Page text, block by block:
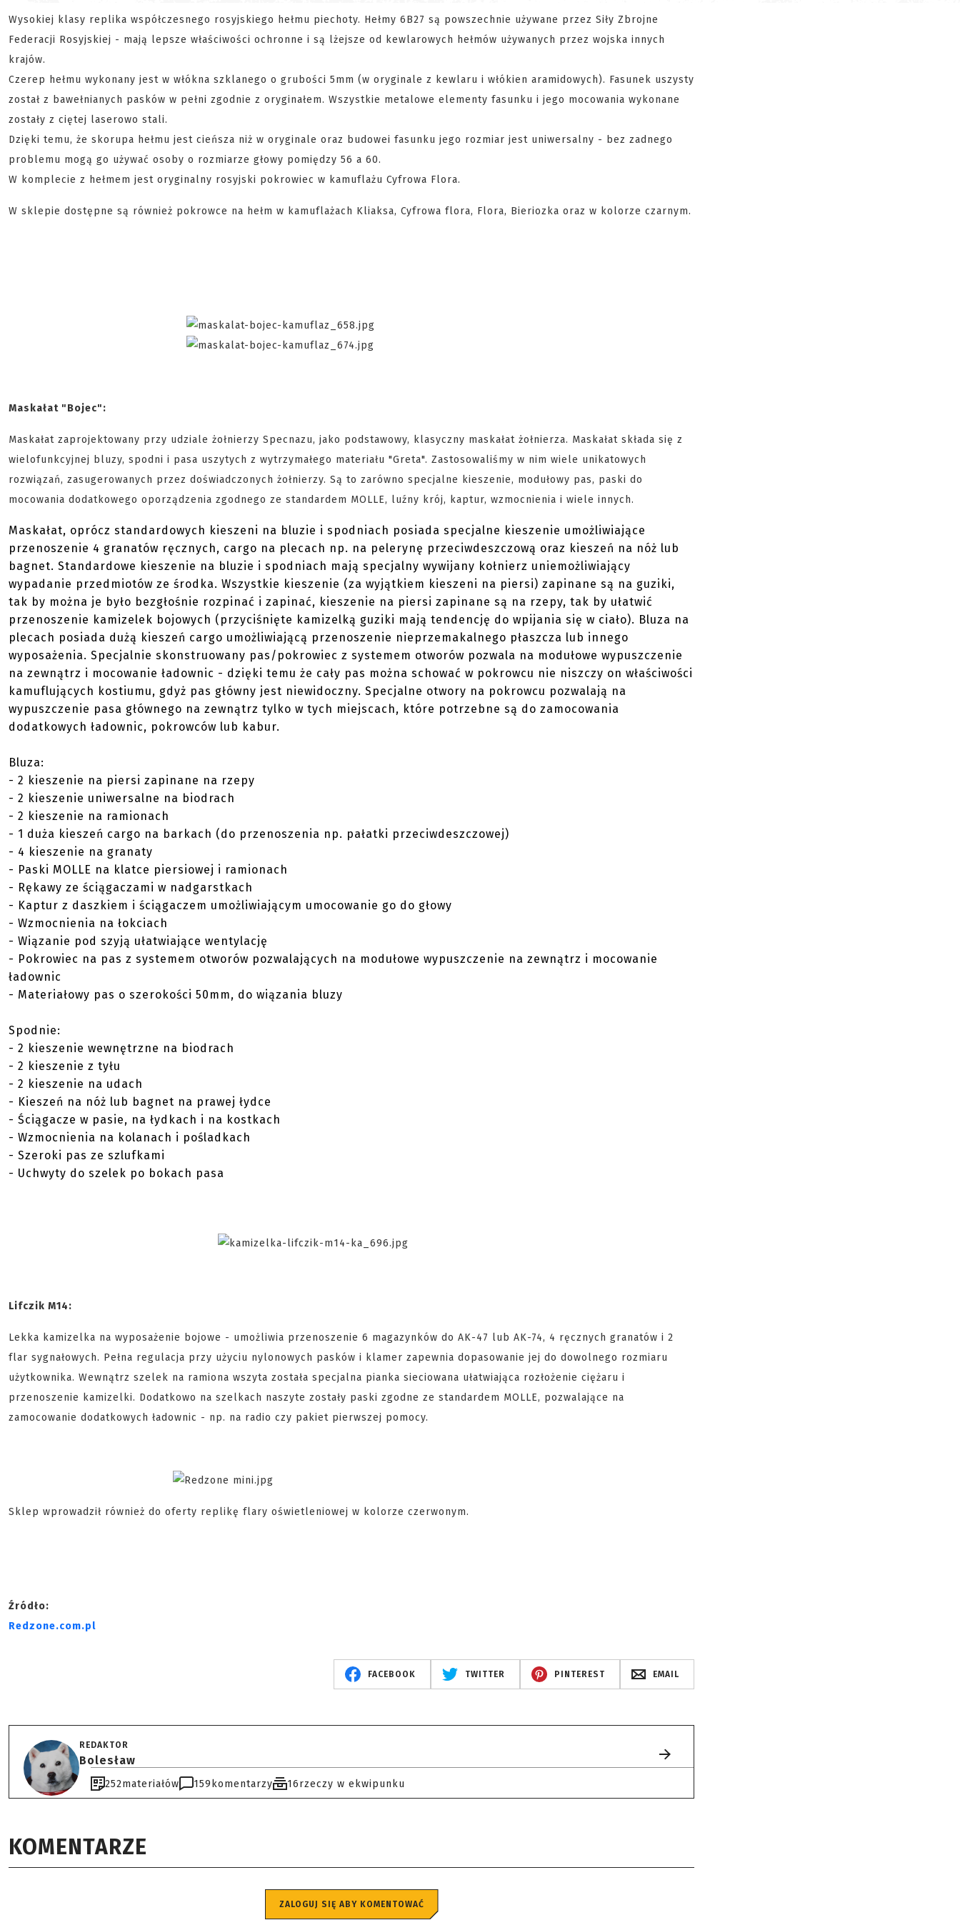
Wysokiej klasy replika współczesnego rosyjskiego hełmu piechoty. Hełmy 6B27 są powszechnie używane przez Siły Zbrojne
Federacji Rosyjskiej - mają lepsze właściwości ochronne i są lżejsze od kewlarowych hełmów używanych przez wojska innych
krajów.
Czerep hełmu wykonany jest w włókna szklanego o grubości 5mm (w oryginale z kewlaru i włókien aramidowych). Fasunek uszysty
został z bawełnianych pasków w pełni zgodnie z oryginałem. Wszystkie metalowe elementy fasunku i jego mocowania wykonane
zostały z ciętej laserowo stali.
Dzięki temu, że skorupa hełmu jest cieńsza niż w oryginale oraz budowei fasunku jego rozmiar jest uniwersalny - bez zadnego
problemu mogą go używać osoby o rozmiarze głowy pomiędzy 56 a 60.
W komplecie z hełmem jest oryginalny rosyjski pokrowiec w kamuflażu Cyfrowa Flora.
W sklepie dostępne są również pokrowce na hełm w kamuflażach Kliaksa, Cyfrowa flora, Flora, Bieriozka oraz w kolorze czarnym.
Maskałat "Bojec":
Maskałat zaprojektowany przy udziale żołnierzy Specnazu, jako podstawowy, klasyczny maskałat żołnierza. Maskałat składa się z
wielofunkcyjnej bluzy, spodni i pasa uszytych z wytrzymałego materiału "Greta". Zastosowaliśmy w nim wiele unikatowych
rozwiązań, zasugerowanych przez doświadczonych żołnierzy. Są to zarówno specjalne kieszenie, modułowy pas, paski do
mocowania dodatkowego oporządzenia zgodnego ze standardem MOLLE, luźny krój, kaptur, wzmocnienia i wiele innych.
Maskałat, oprócz standardowych kieszeni na bluzie i spodniach posiada specjalne kieszenie umożliwiające
przenoszenie 4 granatów ręcznych, cargo na plecach np. na pelerynę przeciwdeszczową oraz kieszeń na nóż lub
bagnet. Standardowe kieszenie na bluzie i spodniach mają specjalny wywijany kołnierz uniemożliwiający
wypadanie przedmiotów ze środka. Wszystkie kieszenie (za wyjątkiem kieszeni na piersi) zapinane są na guziki,
tak by można je było bezgłośnie rozpinać i zapinać, kieszenie na piersi zapinane są na rzepy, tak by ułatwić
przenoszenie kamizelek bojowych (przyciśnięte kamizelką guziki mają tendencję do wpijania się w ciało). Bluza na
plecach posiada dużą kieszeń cargo umożliwiającą przenoszenie nieprzemakalnego płaszcza lub innego
wyposażenia. Specjalnie skonstruowany pas/pokrowiec z systemem otworów pozwala na modułowe wypuszczenie
na zewnątrz i mocowanie ładownic - dzięki temu że cały pas można schować w pokrowcu nie niszczy on właściwości
kamuflujących kostiumu, gdyż pas główny jest niewidoczny. Specjalne otwory na pokrowcu pozwalają na
wypuszczenie pasa głównego na zewnątrz tylko w tych miejscach, które potrzebne są do zamocowania
dodatkowych ładownic, pokrowców lub kabur.
Bluza:
- 2 kieszenie na piersi zapinane na rzepy
- 2 kieszenie uniwersalne na biodrach
- 2 kieszenie na ramionach
- 1 duża kieszeń cargo na barkach (do przenoszenia np. pałatki przeciwdeszczowej)
- 4 kieszenie na granaty
- Paski MOLLE na klatce piersiowej i ramionach
- Rękawy ze ściągaczami w nadgarstkach
- Kaptur z daszkiem i ściągaczem umożliwiającym umocowanie go do głowy
- Wzmocnienia na łokciach
- Wiązanie pod szyją ułatwiające wentylację
- Pokrowiec na pas z systemem otworów pozwalających na modułowe wypuszczenie na zewnątrz i mocowanie
ładownic
- Materiałowy pas o szerokości 50mm, do wiązania bluzy
Spodnie:
- 2 kieszenie wewnętrzne na biodrach
- 2 kieszenie z tyłu
- 2 kieszenie na udach
- Kieszeń na nóż lub bagnet na prawej łydce
- Ściągacze w pasie, na łydkach i na kostkach
- Wzmocnienia na kolanach i pośladkach
- Szeroki pas ze szlufkami
- Uchwyty do szelek po bokach pasa
Lifczik M14:
Lekka kamizelka na wyposażenie bojowe - umożliwia przenoszenie 6 magazynków do AK-47 lub AK-74, 4 ręcznych granatów i 2
flar sygnałowych. Pełna regulacja przy użyciu nylonowych pasków i klamer zapewnia dopasowanie jej do dowolnego rozmiaru
użytkownika. Wewnątrz szelek na ramiona wszyta została specjalna pianka sieciowana ułatwiająca rozłożenie ciężaru i
przenoszenie kamizelki. Dodatkowo na szelkach naszyte zostały paski zgodne ze standardem MOLLE, pozwalające na
zamocowanie dodatkowych ładownic - np. na radio czy pakiet pierwszej pomocy.
Sklep wprowadził również do oferty replikę flary oświetleniowej w kolorze czerwonym.
Źródło:
Redzone.com.pl
FACEBOOK TWITTER PINTEREST EMAIL
REDAKTOR
Bolesław
252materiałów 159 komentarzy 16rzeczy w ekwipunku
KOMENTARZE
ZALOGUJ SIĘ ABY KOMENTOWAĆ